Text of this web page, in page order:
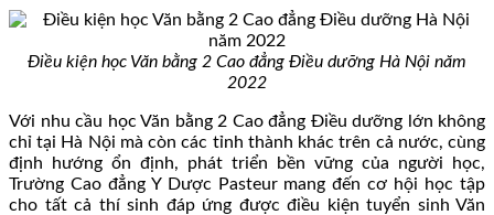
Điều kiện học Văn bằng 2 Cao đẳng Điều dưỡng Hà Nội năm
2022
Với nhu cầu học Văn bằng 2 Cao đẳng Điều dưỡng lớn không
chỉ tại Hà Nội mà còn các tỉnh thành khác trên cả nước, cùng
định hướng ổn định, phát triển bền vững của người học,
Trường Cao đẳng Y Dược Pasteur mang đến cơ hội học tập
cho tất cả thí sinh đáp ứng được điều kiện tuyển sinh Văn